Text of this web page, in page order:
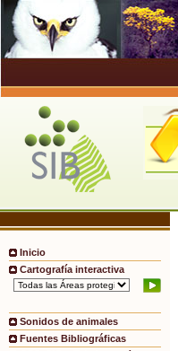
Inicio
Cartografía interactiva
Sonidos de animales
Fuentes Bibliográficas